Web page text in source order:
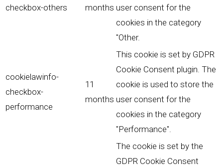
checkbox-others
months user consent for the
cookies in the category
"Other.
cookielawinfo-
checkbox-
performance
11
months
This cookie is set by GDPR
Cookie Consent plugin. The
cookie is used to store the
user consent for the
cookies in the category
"Performance".
The cookie is set by the
GDPR Cookie Consent